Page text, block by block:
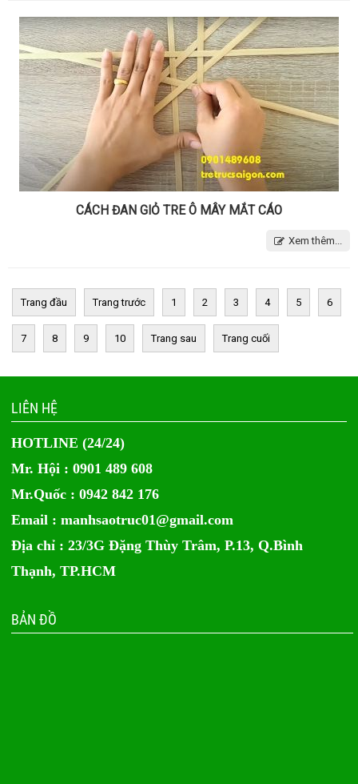
CÁCH ĐAN GIỎ TRE Ô MÂY MẮT CÁO
Xem thêm...
Trang đầu Trang trước 1 2 3 4 5 6
7 8 9 10 Trang sau Trang cuối
LIÊN HỆ
HOTLINE (24/24)
Mr. Hội : 0901 489 608
Mr.Quốc : 0942 842 176
Email :manhsaotruc01@gmail.com
Địa chỉ : 23/3G Đặng Thùy Trâm, P.13, Q.Bình
Thạnh, TP.HCM
BẢN ĐỒ